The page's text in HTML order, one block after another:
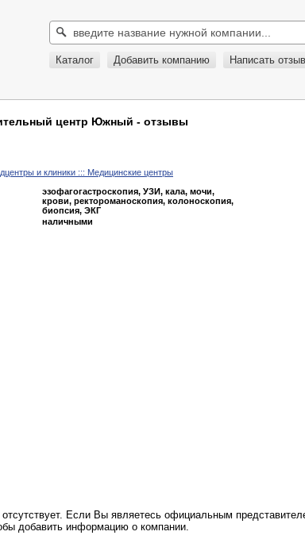
Каталог Добавить компанию Написать отзыв
центр Южный - отзывы
и клиники ::: Медицинские центры
эзофагогастроскопия, УЗИ, кала, мочи,
крови, ректороманоскопия, колоноскопия,
биопсия, ЭКГ
наличными
Если Вы являетесь официальным
добавить информацию о компании.